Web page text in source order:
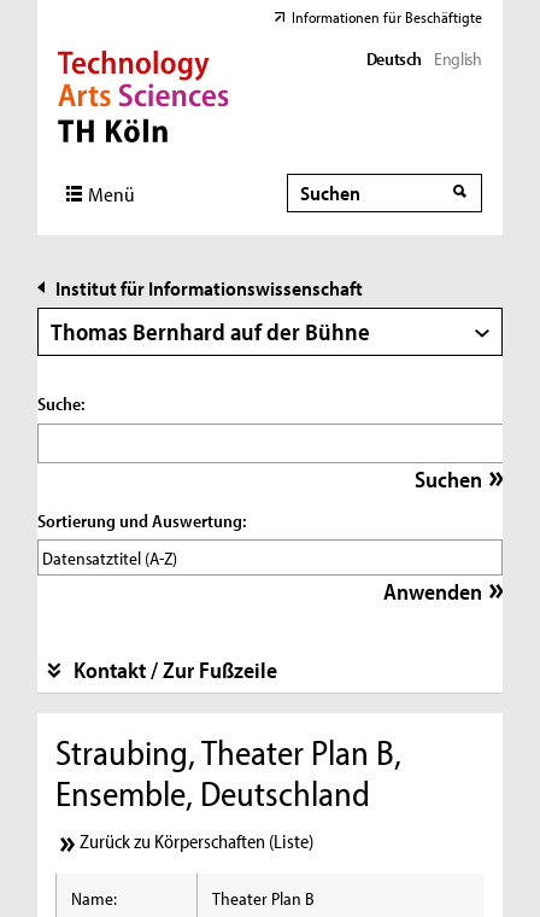
Direkt zur Hauptnavigation
Direkt zur Subnavigation
Direkt zum Inhalt
Direkt zum Fußbereich
Informationen für Beschäftigte
Deutsch English
Menü Suche
Suche
Institut für Informationswissenschaft
Thomas Bernhard auf der Bühne
Suche:
Sortierung und Auswertung:
Kontakt / Zur Fußzeile
Straubing, Theater Plan B,
Ensemble, Deutschland
Zurück zu Körperschaften (Liste)
Name: Theater Plan B